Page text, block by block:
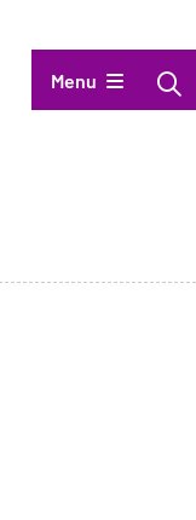
Hoofdmenu
Menu